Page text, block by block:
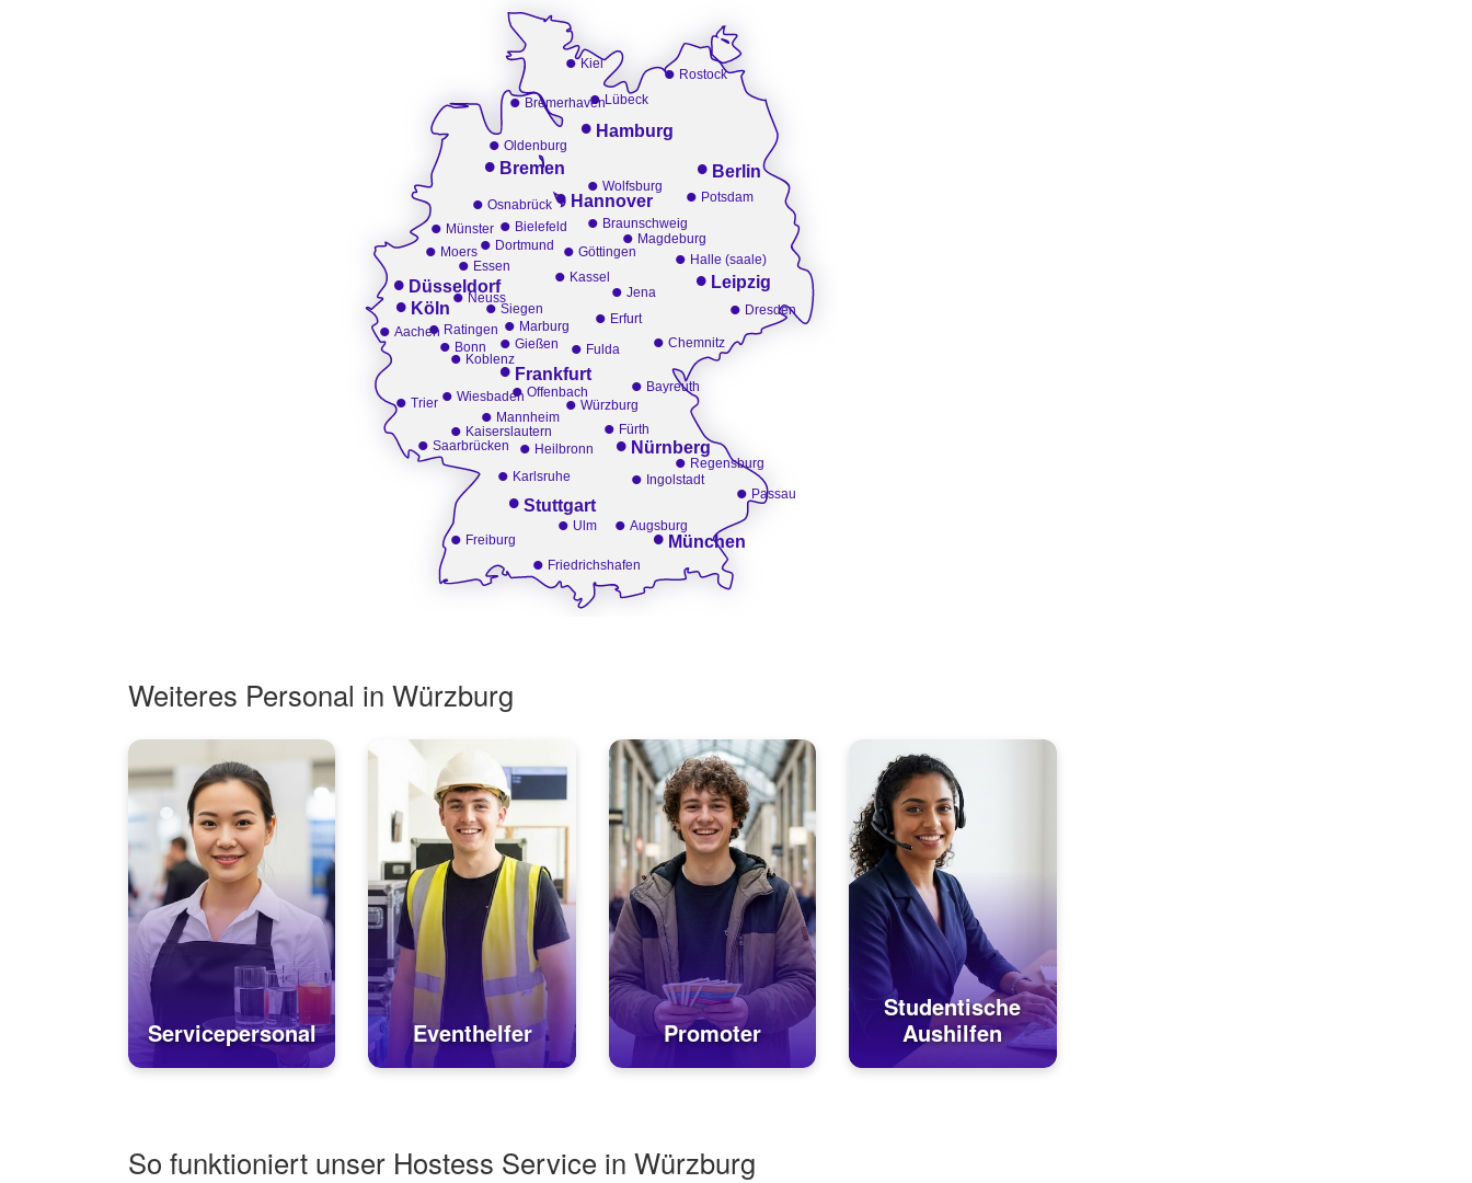
• Wolfsburg
• Passau
• Würzburg
• Erfurt
• Hamburg
• Hannover
• Frankfurt
• München
• Berlin
• Stuttgart
• Nürnberg
• Düsseldorf
• Köln
• Leipzig
• Bremen
• Oldenburg
• Ingolstadt
• Rostock
• Bonn
• Aachen
• Kassel
• Braunschweig
• Magdeburg
• Saarbrücken
• Trier
• Kiel
• Lübeck
• Chemnitz
• Essen
• Dresden
• Münster
• Dortmund • Göttingen
• Koblenz
• Bielefeld
• Osnabrück
• Ulm • Augsburg
• Regensburg
• Karlsruhe
• Bayreuth
• Freiburg
• Jena
• Potsdam
• Wiesbaden
• Mannheim
• Kaiserslautern
• Friedrichshafen
• Offenbach
• Fulda
• Ratingen
• Moers
• Fürth
• Neuss
• Bremerhaven
• Siegen
• Gießen
• Heilbronn
• Halle (saale)
• Marburg
Weiteres Personal in Würzburg
Servicepersonal Eventhelfer Promoter
Studentische
Aushilfen
So funktioniert unser Hostess Service in Würzburg